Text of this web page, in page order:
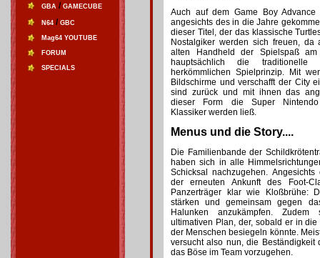
GBA / GAMECUBE
N64 / GBC
Mag64 YOUTUBE
FORUM
SPECIALS
Auch auf dem Game Boy
angesichts des in die Jahre
dieser Titel, der das klassische
Nostalgiker werden sich freuen,
alten Handheld der Spielspaß
hauptsächlich die traditionelle
herkömmlichen Spielprinzip. Mit
Bildschirme und verschafft der City
sind zurück und mit ihnen das
dieser Form die Super Nintendo
Klassiker werden ließ.
Menus und die Story....
Die Familienbande der
haben sich in alle
Schicksal nachzugehen.
der erneuten Ankunft des Foot-
Panzerträger klar wie Kloßbrühe:
stärken und gemeinsam gegen
Halunken anzukämpfen.
ultimativen Plan, der, sobald er in
der Menschen besiegeln könnte.
versucht also nun, die
das Böse im Team vorzugehen.